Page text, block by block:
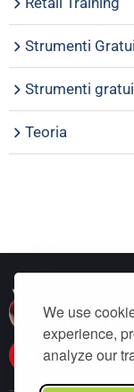
We use
experience,
analyze our
Strumenti
Strumenti
Teoria